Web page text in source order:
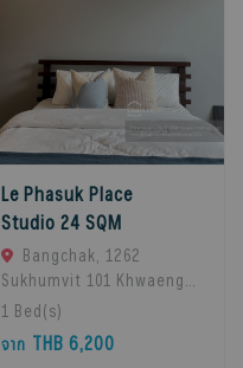
Le Phasuk Place
Studio 24 SQM
Bangchak, 1262
Sukhumvit 101 Khwaeng
Bang Chak, Khet Phra
Khanong, Bangkok 10260,
Bangkok, 10260 Bangkok,
1 Bed(s)
จาก THB 6,200